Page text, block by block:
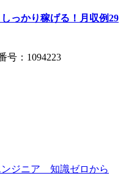
っかり稼げる！月収例29
：1094223